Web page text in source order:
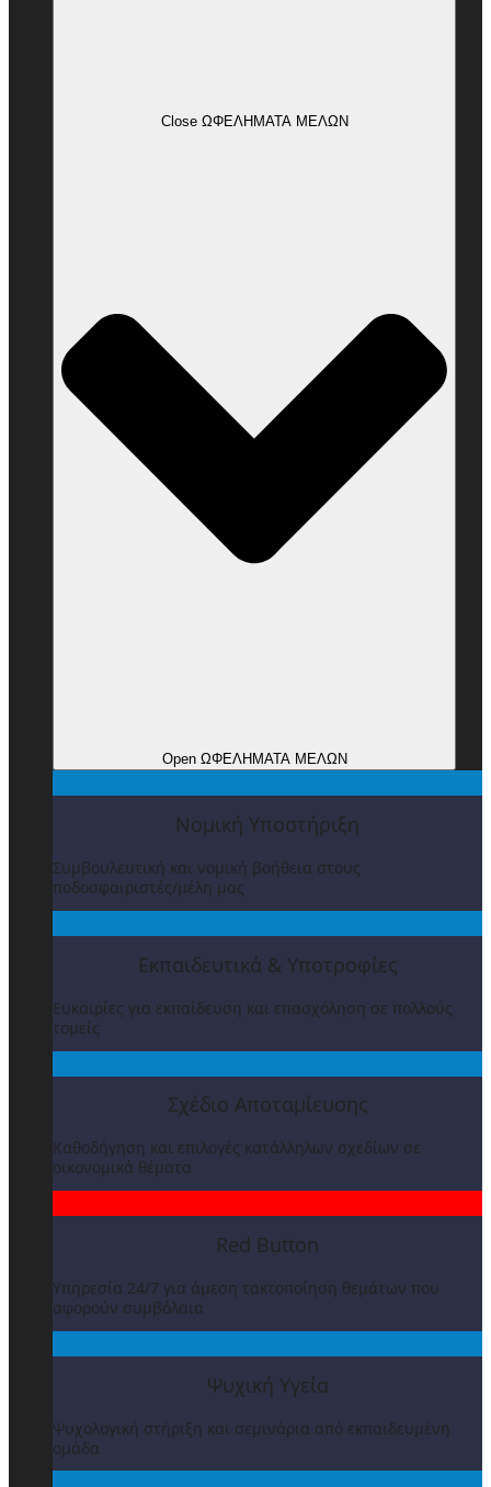
Close ΩΦΕΛΗΜΑΤΑ ΜΕΛΩΝ
Open ΩΦΕΛΗΜΑΤΑ ΜΕΛΩΝ
Νομική Υποστήριξη
Συμβουλευτική και νομική βοήθεια στους
ποδοσφαιριστές/μέλη μας
Εκπαιδευτικά & Υποτροφίες
Ευκαιρίες για εκπαίδευση και επασχόληση σε πολλούς
τομείς
Σχέδιο Αποταμίευσης
Καθοδήγηση και επιλογές κατάλληλων σχεδίων σε
οικονομικά θέματα
Red Button
Υπηρεσία 24/7 για άμεση τακτοποίηση θεμάτων που
αφορούν συμβόλαια
Ψυχική Υγεία
Ψυχολογική στήριξη και σεμινάρια από εκπαιδευμένη
ομάδα